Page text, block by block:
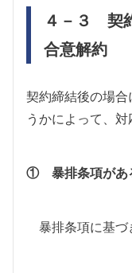
４－３ 契
合意解約
契約締結後の場
うかによって、対
① 暴排条項があ
暴排条項に基づ